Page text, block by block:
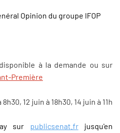
Opinion du groupe IFOP
à la demande ou sur
Première
12 juin à 18h30, 14 juin à 11h
sur publicsenat.fr
jusqu'en